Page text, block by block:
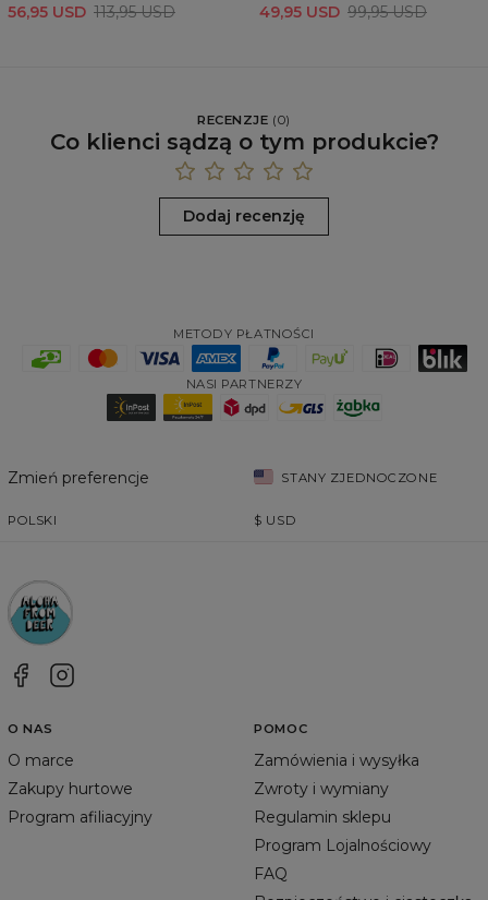
56,95 USD 113,95 USD 49,95 USD 99,95 USD
RECENZJE (0)
Co klienci sądzą o tym produkcie?
Dodaj recenzję
METODY PŁATNOŚCI
NASI PARTNERZY
Zmień preferencje STANY ZJEDNOCZONE
POLSKI $ USD
O NAS
O marce
Zakupy hurtowe
Program afiliacyjny
POMOC
Zamówienia i wysyłka
Zwroty i wymiany
Regulamin sklepu
Program Lojalnościowy
FAQ